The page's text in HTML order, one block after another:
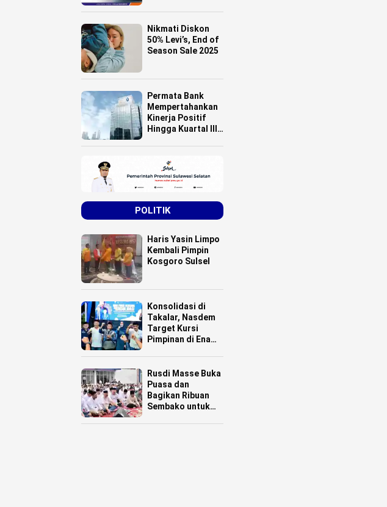
Lahan se-
Indonesia
Nikmati Diskon
50% Levi’s, End of
Season Sale 2025
Permata Bank
Mempertahankan
Kinerja Positif
Hingga Kuartal III
POLITIK
Haris Yasin Limpo
Kembali Pimpin
Kosgoro Sulsel
Konsolidasi di
Takalar, Nasdem
Target Kursi
Pimpinan di Enam
Rusdi Masse Buka
Puasa dan
Bagikan Ribuan
Sembako untuk